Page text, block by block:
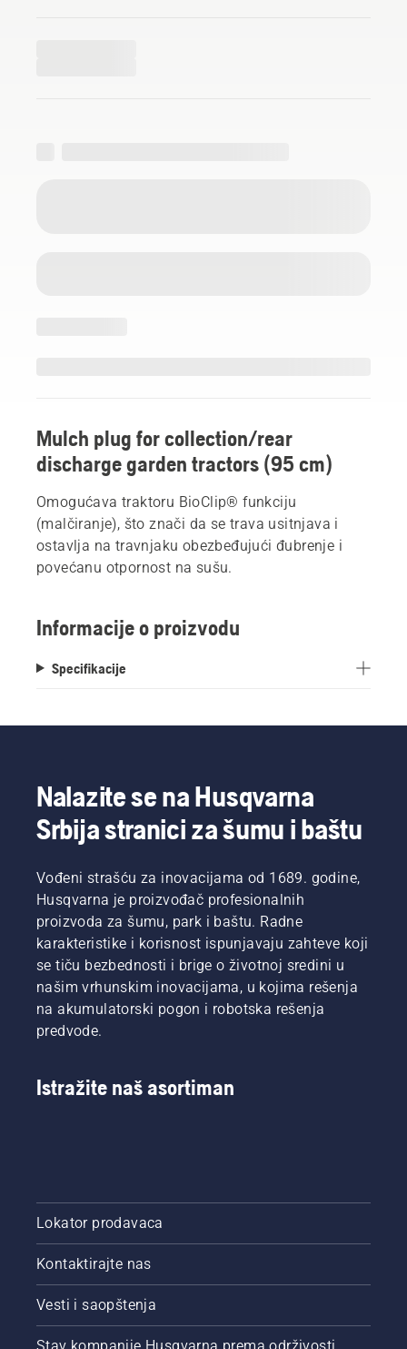
Mulch plug for collection/rear
discharge garden tractors (95 cm)
Omogućava traktoru BioClip® funkciju
(malčiranje), što znači da se trava usitnjava i
ostavlja na travnjaku obezbeđujući đubrenje i
povećanu otpornost na sušu.
Informacije o proizvodu
Specifikacije
Nalazite se na Husqvarna
Srbija stranici za šumu i baštu
Vođeni strašću za inovacijama od 1689. godine,
Husqvarna je proizvođač profesionalnih
proizvoda za šumu, park i baštu. Radne
karakteristike i korisnost ispunjavaju zahteve koji
se tiču bezbednosti i brige o životnoj sredini u
našim vrhunskim inovacijama, u kojima rešenja
na akumulatorski pogon i robotska rešenja
predvode.
Istražite naš asortiman
Lokator prodavaca
Kontaktirajte nas
Vesti i saopštenja